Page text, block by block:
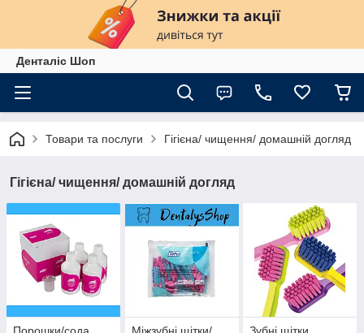
Денталіс Шоп
Товари та послуги Гігієна/ чищення/ домашній догляд
Гігієна/ чищення/ домашній догляд